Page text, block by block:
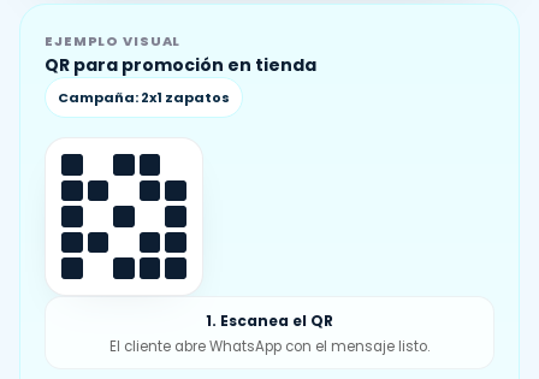
EJEMPLO VISUAL
QR para promoción en tienda
Campaña: 2x1 zapatos
1. Escanea el QR
El cliente abre WhatsApp con el mensaje listo.